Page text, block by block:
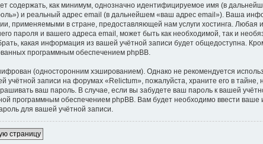
содержать, как минимум, однозначно идентифицируемое имя (в
и реальный адрес email (в дальнейшем «ваш адрес email»). Ваша
применяемыми в стране, предоставляющей нам услуги хостинга.
пароля и вашего адреса email, может быть как необходимой, так и
какая информация из вашей учётной записи будет общедоступна.
программным обеспечением phpBB.
(односторонним хэшированием). Однако не рекомендуется
учётной записи на форумах «Relictum», пожалуйста, храните его в
ваш пароль. В случае, если вы забудете ваш пароль к вашей
программным обеспечением phpBB. Вам будет необходимо ввести
для вашей учётной записи.
страницу